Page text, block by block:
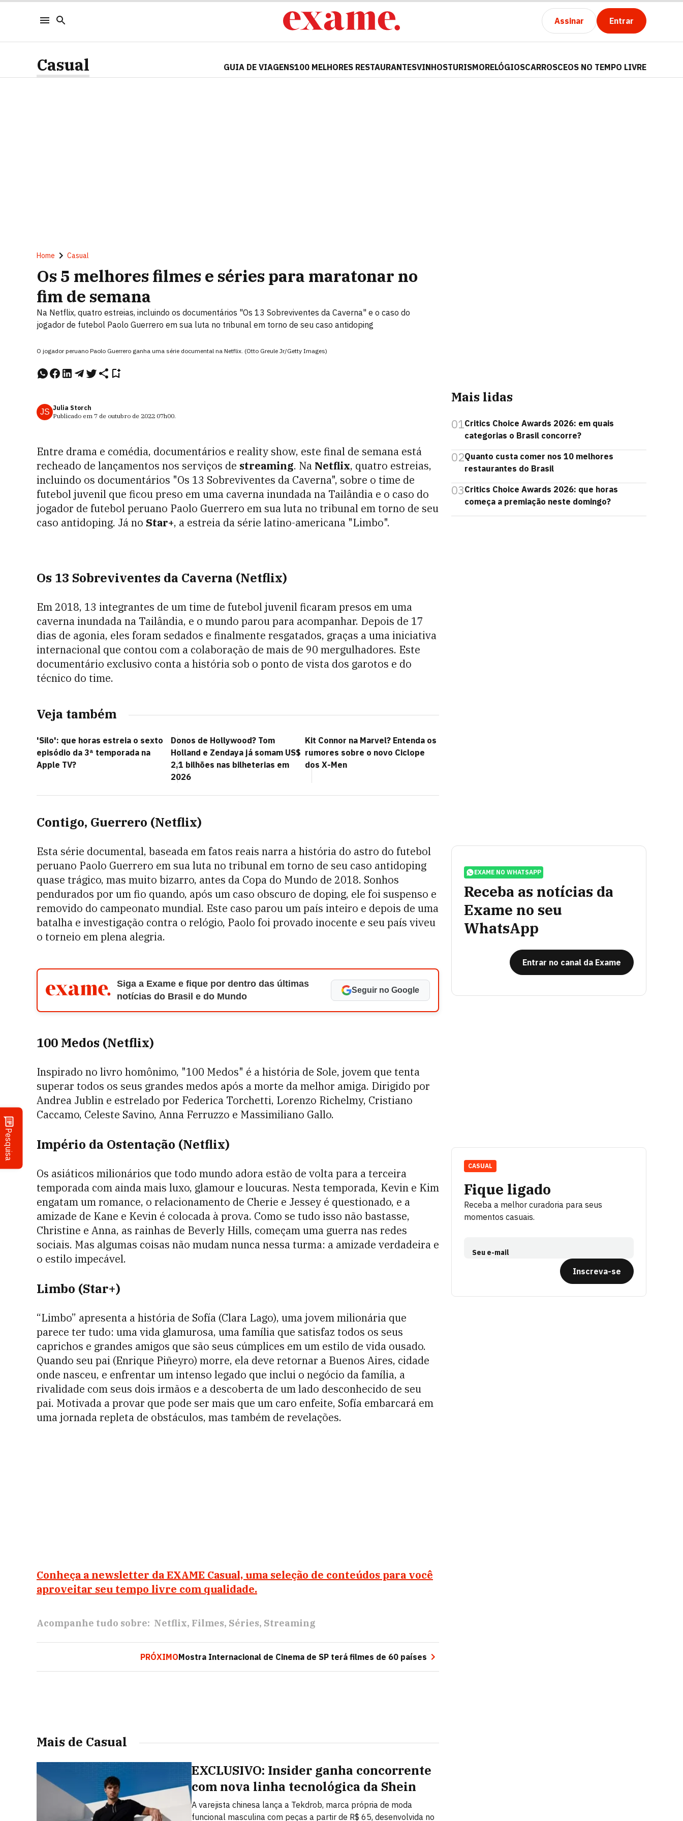
Assinar Entrar
Pesquisa
Casual GUIA DE VIAGENS100 MELHORES RESTAURANTESVINHOSTURISMORELÓGIOSCARROSCEOS NO TEMPO LIVRE
Home Casual
Os 5 melhores filmes e séries para maratonar no
fim de semana
Na Netflix, quatro estreias, incluindo os documentários "Os 13 Sobreviventes da Caverna" e o caso do
jogador de futebol Paolo Guerrero em sua luta no tribunal em torno de seu caso antidoping
O jogador peruano Paolo Guerrero ganha uma série documental na Netflix. (Otto Greule Jr/Getty Images)
JS Julia Storch
Publicado em 7 de outubro de 2022 07h00.
Entre drama e comédia, documentários e reality show, este final de semana está
recheado de lançamentos nos serviços de streaming. Na Netflix, quatro estreias,
incluindo os documentários "Os 13 Sobreviventes da Caverna", sobre o time de
futebol juvenil que ficou preso em uma caverna inundada na Tailândia e o caso do
jogador de futebol peruano Paolo Guerrero em sua luta no tribunal em torno de seu
caso antidoping. Já no Star+, a estreia da série latino-americana "Limbo".
Os 13 Sobreviventes da Caverna (Netflix)
Em 2018, 13 integrantes de um time de futebol juvenil ficaram presos em uma
caverna inundada na Tailândia, e o mundo parou para acompanhar. Depois de 17
dias de agonia, eles foram sedados e finalmente resgatados, graças a uma iniciativa
internacional que contou com a colaboração de mais de 90 mergulhadores. Este
documentário exclusivo conta a história sob o ponto de vista dos garotos e do
técnico do time.
Veja também
'Silo': que horas estreia o sexto
episódio da 3ª temporada na
Apple TV?
Donos de Hollywood? Tom
Holland e Zendaya já somam US$
2,1 bilhões nas bilheterias em
2026
Kit Connor na Marvel? Entenda os
rumores sobre o novo Ciclope
dos X-Men
Contigo, Guerrero (Netflix)
Esta série documental, baseada em fatos reais narra a história do astro do futebol
peruano Paolo Guerrero em sua luta no tribunal em torno de seu caso antidoping
quase trágico, mas muito bizarro, antes da Copa do Mundo de 2018. Sonhos
pendurados por um fio quando, após um caso obscuro de doping, ele foi suspenso e
removido do campeonato mundial. Este caso parou um país inteiro e depois de uma
batalha e investigação contra o relógio, Paolo foi provado inocente e seu país viveu
o torneio em plena alegria.
Siga a Exame e fique por dentro das últimas
notícias do Brasil e do Mundo
Seguir no Google
100 Medos (Netflix)
Inspirado no livro homônimo, "100 Medos" é a história de Sole, jovem que tenta
superar todos os seus grandes medos após a morte da melhor amiga. Dirigido por
Andrea Jublin e estrelado por Federica Torchetti, Lorenzo Richelmy, Cristiano
Caccamo, Celeste Savino, Anna Ferruzzo e Massimiliano Gallo.
Império da Ostentação (Netflix)
Os asiáticos milionários que todo mundo adora estão de volta para a terceira
temporada com ainda mais luxo, glamour e loucuras. Nesta temporada, Kevin e Kim
engatam um romance, o relacionamento de Cherie e Jessey é questionado, e a
amizade de Kane e Kevin é colocada à prova. Como se tudo isso não bastasse,
Christine e Anna, as rainhas de Beverly Hills, começam uma guerra nas redes
sociais. Mas algumas coisas não mudam nunca nessa turma: a amizade verdadeira e
o estilo impecável.
Limbo (Star+)
“Limbo” apresenta a história de Sofía (Clara Lago), uma jovem milionária que
parece ter tudo: uma vida glamurosa, uma família que satisfaz todos os seus
caprichos e grandes amigos que são seus cúmplices em um estilo de vida ousado.
Quando seu pai (Enrique Piñeyro) morre, ela deve retornar a Buenos Aires, cidade
onde nasceu, e enfrentar um intenso legado que inclui o negócio da família, a
rivalidade com seus dois irmãos e a descoberta de um lado desconhecido de seu
pai. Motivada a provar que pode ser mais que um caro enfeite, Sofía embarcará em
uma jornada repleta de obstáculos, mas também de revelações.
Conheça a newsletter da EXAME Casual, uma seleção de conteúdos para você
aproveitar seu tempo livre com qualidade.
Acompanhe tudo sobre: Netflix Filmes Séries Streaming
PRÓXIMOMostra Internacional de Cinema de SP terá filmes de 60 países
Mais de Casual
EXCLUSIVO: Insider ganha concorrente
com nova linha tecnológica da Shein
A varejista chinesa lança a Tekdrob, marca própria de moda
funcional masculina com peças a partir de R$ 65, desenvolvida no
Mais lidas
01Critics Choice Awards 2026: em quais
categorias o Brasil concorre?
02Quanto custa comer nos 10 melhores
restaurantes do Brasil
03Critics Choice Awards 2026: que horas
começa a premiação neste domingo?
EXAME NO WHATSAPP
Receba as notícias da
Exame no seu
WhatsApp
Entrar no canal da Exame
Fique ligado
Receba a melhor curadoria para seus
momentos casuais.
Seu e-mail
Inscreva-se
CASUAL